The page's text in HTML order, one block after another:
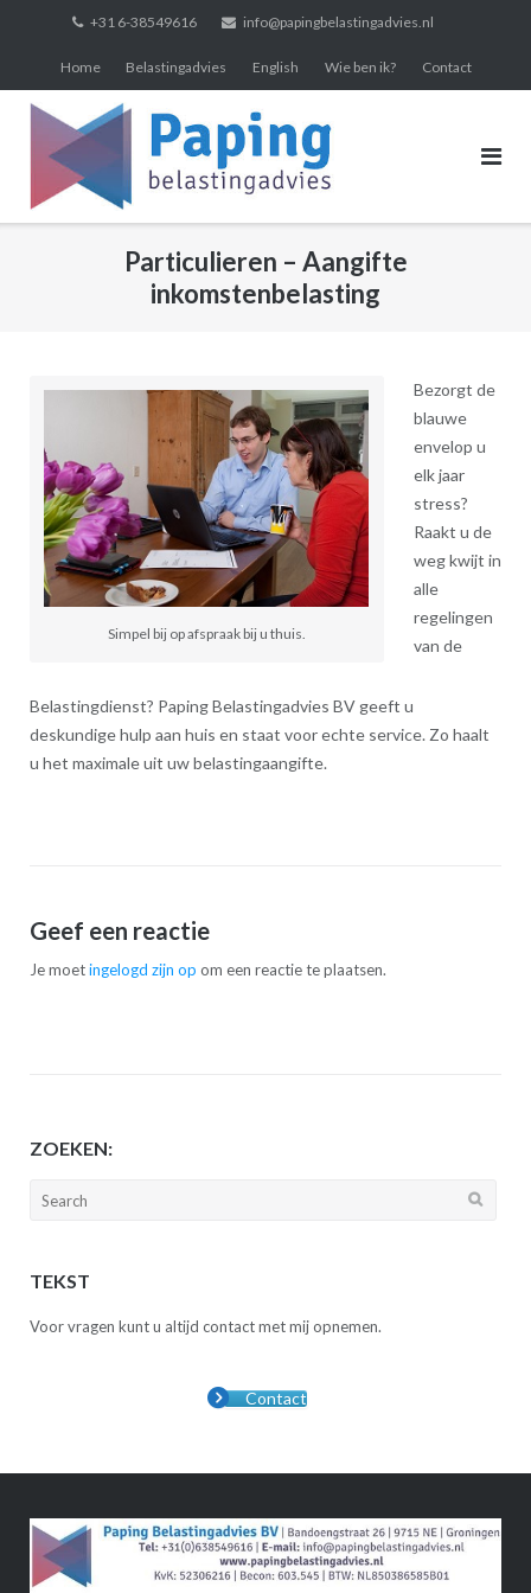
+31 6-38549616 info@papingbelastingadvies.nl
Home Belastingadvies English Wie ben ik? Contact
Particulieren – Aangifte
inkomstenbelasting
Simpel bij op afspraak bij u thuis.
Bezorgt de
blauwe
envelop u
elk jaar
stress?
Raakt u de
weg kwijt in
alle
regelingen
van de
Belastingdienst? Paping Belastingadvies BV geeft u
deskundige hulp aan huis en staat voor echte service. Zo haalt
u het maximale uit uw belastingaangifte.
Geef een reactie
Je moetingelogd zijn op om een reactie te plaatsen.
ZOEKEN:
Search
TEKST
Voor vragen kunt u altijd contact met mij opnemen.
Contact